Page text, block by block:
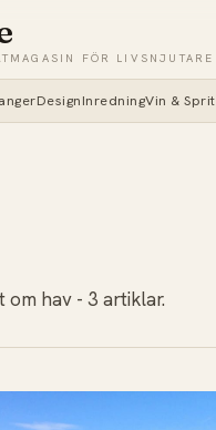
FÖR LIVSNJUTARE
DesignInredningVin & Sprit
om hav - 3 artiklar.